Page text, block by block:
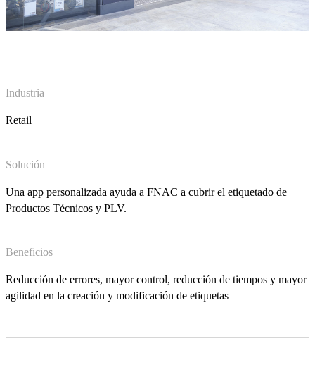
Industria
Retail
Solución
Una app personalizada ayuda a FNAC a cubrir el etiquetado de
Productos Técnicos y PLV.
Beneficios
Reducción de errores, mayor control, reducción de tiempos y mayor
agilidad en la creación y modificación de etiquetas